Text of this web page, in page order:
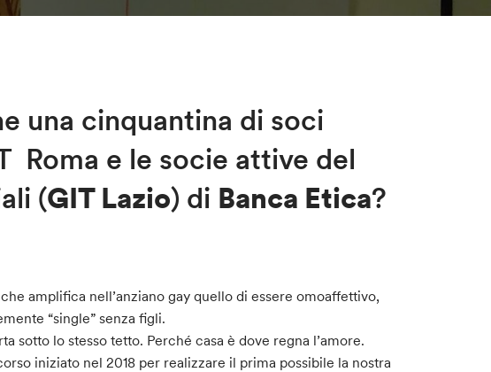
una cinquantina di soci
Roma e le socie attive del
(GIT Lazio) di Banca Etica?
amplifica nell’anziano gay quello di essere omoaffettivo,
“single” senza figli.
sotto lo stesso tetto. Perché casa è dove regna l’amore.
iniziato nel 2018 per realizzare il prima possibile la nostra